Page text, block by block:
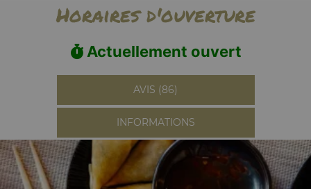
Horaires d'ouverture
Actuellement ouvert
AVIS (86)
INFORMATIONS